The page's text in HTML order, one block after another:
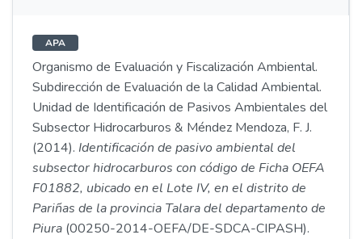
APA
Organismo de Evaluación y Fiscalización Ambiental.
Subdirección de Evaluación de la Calidad Ambiental.
Unidad de Identificación de Pasivos Ambientales del
Subsector Hidrocarburos & Méndez Mendoza, F. J.
(2014). Identificación de pasivo ambiental del
subsector hidrocarburos con código de Ficha OEFA
F01882, ubicado en el Lote IV, en el distrito de
Pariñas de la provincia Talara del departamento de
Piura (00250-2014-OEFA/DE-SDCA-CIPASH).